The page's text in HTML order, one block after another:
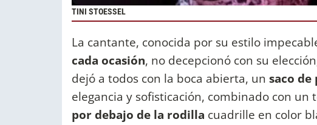
TINI STOESSEL
La cantante, conocida por su estilo
cada ocasión, no decepcionó con su
dejó a todos con la boca abierta, un saco
elegancia y sofisticación, combinado con un
por debajo de la rodilla cuadrille en color